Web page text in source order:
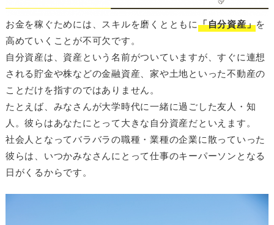
お金を稼ぐためには、スキルを磨くとともに「自分資産」を
高めていくことが不可欠です。
自分資産は、資産という名前がついていますが、すぐに連想
される貯金や株などの金融資産、家や土地といった不動産の
ことだけを指すのではありません。
たとえば、みなさんが大学時代に一緒に過ごした友人・知
人。彼らはあなたにとって大きな自分資産だといえます。
社会人となってバラバラの職種・業種の企業に散っていった
彼らは、いつかみなさんにとって仕事のキーパーソンとなる
日がくるからです。